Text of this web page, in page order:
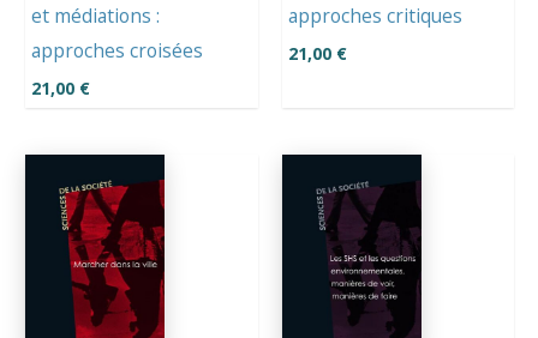
et médiations :
approches croisées
21,00 €
approches critiques
21,00 €